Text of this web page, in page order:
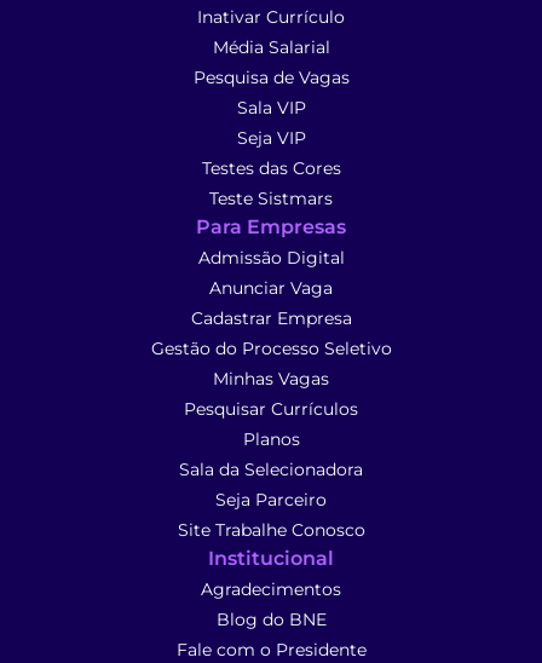
Inativar Currículo
Média Salarial
Pesquisa de Vagas
Sala VIP
Seja VIP
Testes das Cores
Teste Sistmars
Para Empresas
Admissão Digital
Anunciar Vaga
Cadastrar Empresa
Gestão do Processo Seletivo
Minhas Vagas
Pesquisar Currículos
Planos
Sala da Selecionadora
Seja Parceiro
Site Trabalhe Conosco
Institucional
Agradecimentos
Blog do BNE
Fale com o Presidente